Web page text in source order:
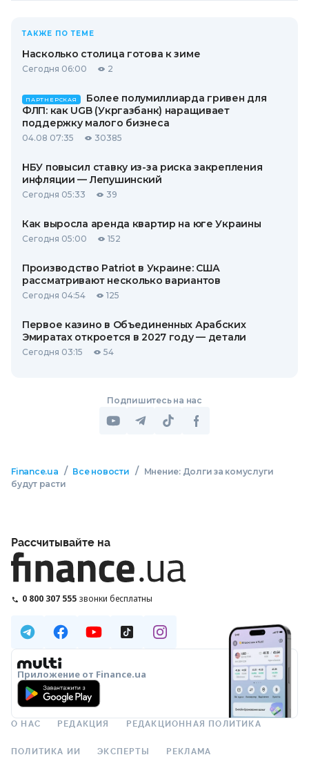
ТАКЖЕ ПО ТЕМЕ
Насколько столица готова к зиме
Сегодня 06:00 2
ПАРТНЕРСКАЯ
Более полумиллиарда гривен для
ФЛП: как UGB (Укргазбанк) наращивает
поддержку малого бизнеса
04.08 07:35 30385
НБУ повысил ставку из-за риска закрепления
инфляции — Лепушинский
Сегодня 05:33 39
Как выросла аренда квартир на юге Украины
Сегодня 05:00 152
Производство Patriot в Украине: США
рассматривают несколько вариантов
Сегодня 04:54 125
Первое казино в Объединенных Арабских
Эмиратах откроется в 2027 году — детали
Сегодня 03:15 54
Подпишитесь на нас
Finance.ua / Все новости /
Мнение: Долги за комуслуги
будут расти
Рассчитывайте на
0 800 307 555 звонки бесплатны
Приложение от Finance.ua
О НАС РЕДАКЦИЯ РЕДАКЦИОННАЯ ПОЛИТИКА
ПОЛИТИКА ИИ ЭКСПЕРТЫ РЕКЛАМА